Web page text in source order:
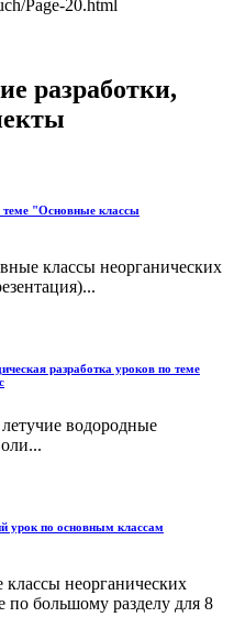
Page-20.html
разработки,
теме "Основные классы
классы неорганических
разработка уроков по теме
водородные
урок по основным классам
неорганических
большому разделу для 8